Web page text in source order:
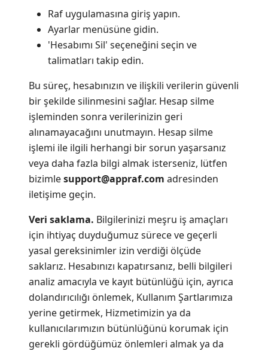
Raf uygulamasına giriş yapın.
Ayarlar menüsüne gidin.
'Hesabımı Sil' seçeneğini seçin ve
talimatları takip edin.
Bu süreç, hesabınızın ve ilişkili verilerin güvenli
bir şekilde silinmesini sağlar. Hesap silme
işleminden sonra verilerinizin geri
alınamayacağını unutmayın. Hesap silme
işlemi ile ilgili herhangi bir sorun yaşarsanız
veya daha fazla bilgi almak isterseniz, lütfen
bizimlesupport@appraf.com adresinden
iletişime geçin.
Veri saklama. Bilgilerinizi meşru iş amaçları
için ihtiyaç duyduğumuz sürece ve geçerli
yasal gereksinimler izin verdiği ölçüde
saklarız. Hesabınızı kapatırsanız, belli bilgileri
analiz amacıyla ve kayıt bütünlüğü için, ayrıca
dolandırıcılığı önlemek, Kullanım Şartlarımıza
yerine getirmek, Hizmetimizin ya da
kullanıcılarımızın bütünlüğünü korumak için
gerekli gördüğümüz önlemleri almak ya da